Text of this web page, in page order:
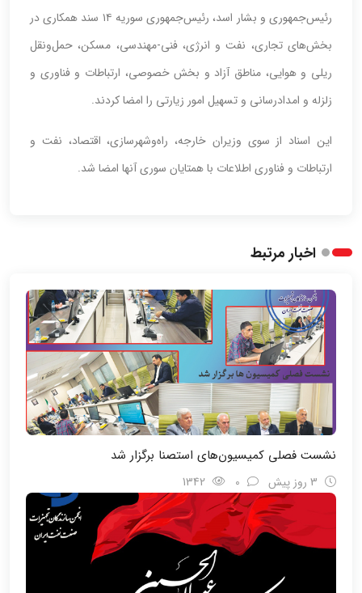
رئیس‌جمهوری و بشار اسد، رئیس‌جمهوری سوریه ۱۴ سند همکاری‌ در
بخش‌های تجاری، نفت‌ و انرژی، فنی-مهندسی، مسکن، حمل‌ونقل
ریلی‌ و هوایی، مناطق آزاد و بخش خصوصی، ارتباطات و فناوری‌ و
زلزله و امدادرسانی و تسهیل امور زیارتی را امضا کردند.
این اسناد از سوی وزیران خارجه، راه‌وشهرسازی، اقتصاد،‌ نفت‌ و
ارتباطات و فناوری اطلاعات‌ با همتایان سوری‌ آنها امضا شد.
اخبار مرتبط
نشست فصلی کمیسیون‌های استصنا برگزار شد